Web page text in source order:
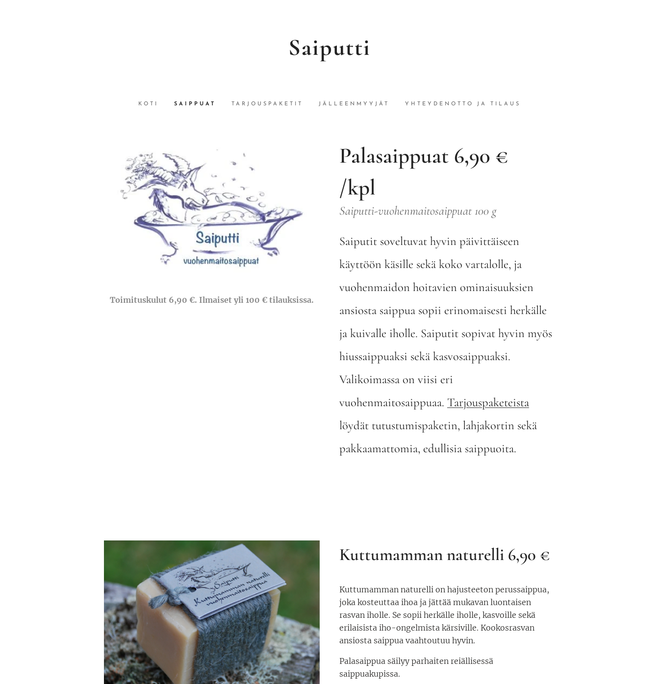
Saiputti
KOTI SAIPPUAT TARJOUSPAKETIT JÄLLEENMYYJÄT YHTEYDENOTTO JA TILAUS
Toimituskulut 6,90 €. Ilmaiset yli 100 € tilauksissa.
Palasaippuat 6,90 €
/kpl
Saiputti-vuohenmaitosaippuat 100 g
Saiputit soveltuvat hyvin päivittäiseen
käyttöön käsille sekä koko vartalolle, ja
vuohenmaidon hoitavien ominaisuuksien
ansiosta saippua sopii erinomaisesti herkälle
ja kuivalle iholle. Saiputit sopivat hyvin myös
hiussaippuaksi sekä kasvosaippuaksi.
Valikoimassa on viisi eri
vuohenmaitosaippuaa. Tarjouspaketeista
löydät tutustumispaketin, lahjakortin sekä
pakkaamattomia, edullisia saippuoita.
Kuttumamman naturelli 6,90 €
Kuttumamman naturelli on hajusteeton perussaippua,
joka kosteuttaa ihoa ja jättää mukavan luontaisen
rasvan iholle. Se sopii herkälle iholle, kasvoille sekä
erilaisista iho-ongelmista kärsiville. Kookosrasvan
ansiosta saippua vaahtoutuu hyvin.
Palasaippua säilyy parhaiten reiällisessä
saippuakupissa.